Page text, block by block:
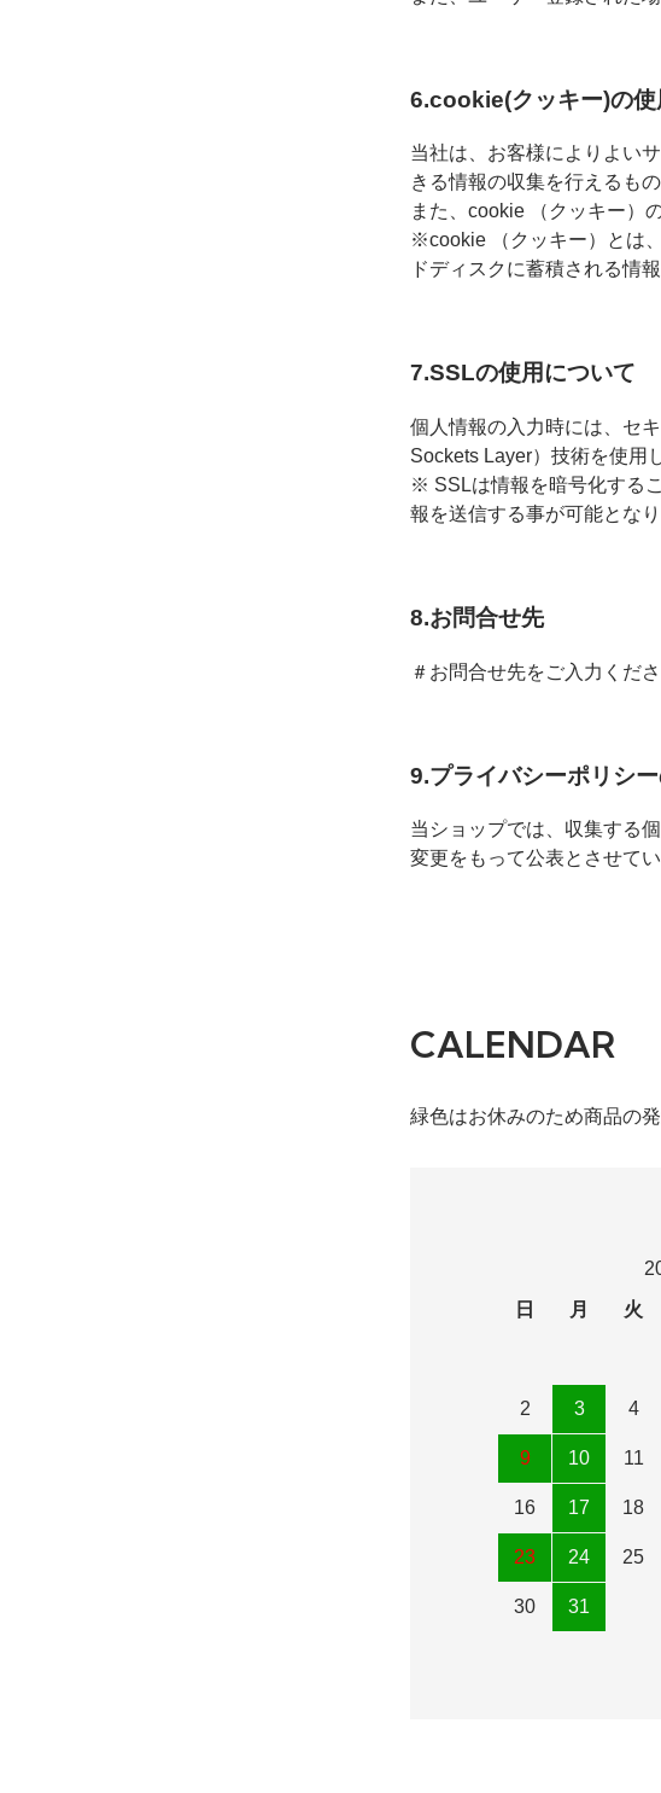
6.cookie(クッキー)の使
当社は、お客様によりよい
きる情報の収集を行えるも
また、cookie （クッキー）
※cookie （クッキー）とは
ドディスクに蓄積される情報
7.SSLの使用について
個人情報の入力時には、セ
Sockets Layer）技術を使用
※ SSLは情報を暗号化する
報を送信する事が可能となり
8.お問合せ先
＃お問合せ先をご入力くだ
9.プライバシーポリシ
当ショップでは、収集する
変更をもって公表とさせてい
CALENDAR
緑色はお休みのため商品の
日
月 火
2 3 4
9 10 11
16 17 18
23 24 25
30 31